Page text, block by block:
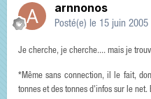
arnnonos
Posté(e) le 15 juin 2005
Je cherche, je cherche.... mais je
*Même sans connection, il le fait,
tonnes et des tonnes d'infos sur le net.